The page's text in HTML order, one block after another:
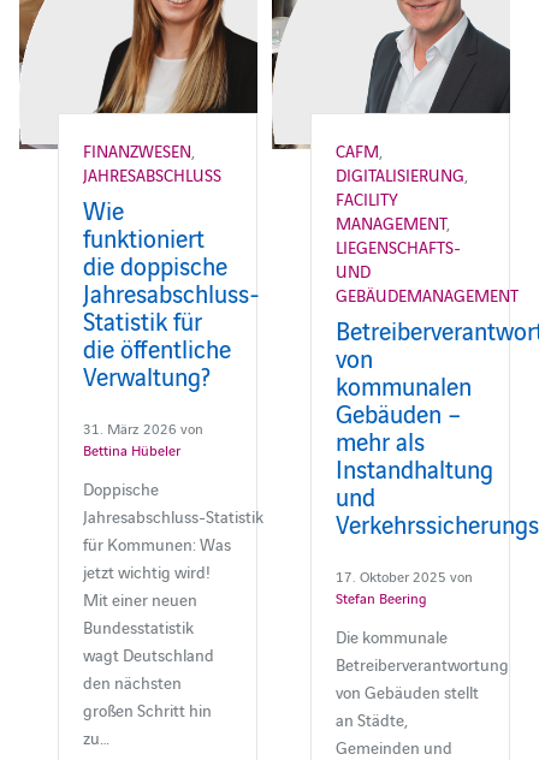
FINANZWESEN
JAHRESABSCHLUSS
Wie
funktioniert
die doppische
Jahresabschluss-
Statistik für
die öffentliche
Verwaltung?
31. März 2026 von
Bettina Hübeler
Doppische
Jahresabschluss‑Statistik
für Kommunen: Was
jetzt wichtig wird!
Mit einer neuen
Bundesstatistik
wagt Deutschland
den nächsten
großen Schritt hin
zu…
CAFM
DIGITALISIERUNG
FACILITY
MANAGEMENT,
LIEGENSCHAFTS-
UND
GEBÄUDEMANAGEMENT
von
kommunalen
Gebäuden –
mehr als
Instandhaltung
und
17. Oktober 2025 von
Stefan Beering
Die kommunale
Betreiberverantwortung
von Gebäuden stellt
an Städte,
Gemeinden und